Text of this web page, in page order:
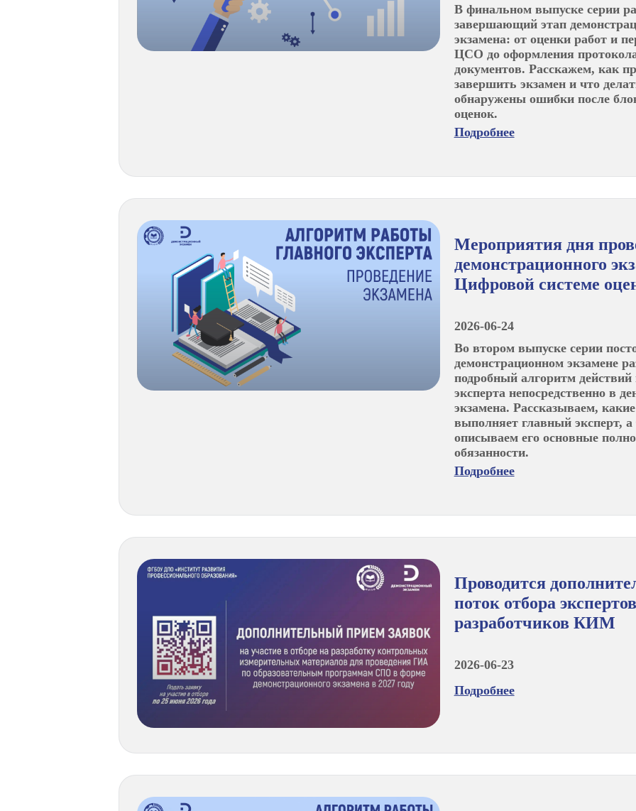
В финальном выпуске серии
завершающий этап
экзамена: от оценки работ и
ЦСО до оформления протокола
документов. Расскажем, как
завершить экзамен и что
обнаружены ошибки после
оценок.
Подробнее
Мероприятия дня
демонстрационного
Цифровой системе
2026-06-24
Во втором выпуске серии
демонстрационном экзамене
подробный алгоритм действий
эксперта непосредственно в
экзамена. Рассказываем,
выполняет главный эксперт, а
описываем его основные
обязанности.
Подробнее
Проводится
поток отбора
разработчиков КИМ
2026-06-23
Подробнее